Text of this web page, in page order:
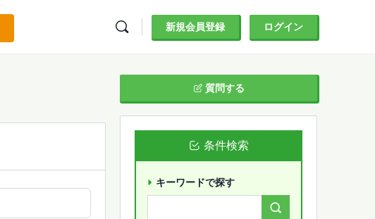
新規会員登録 ログイン
質問する
条件検索
キーワードで探す